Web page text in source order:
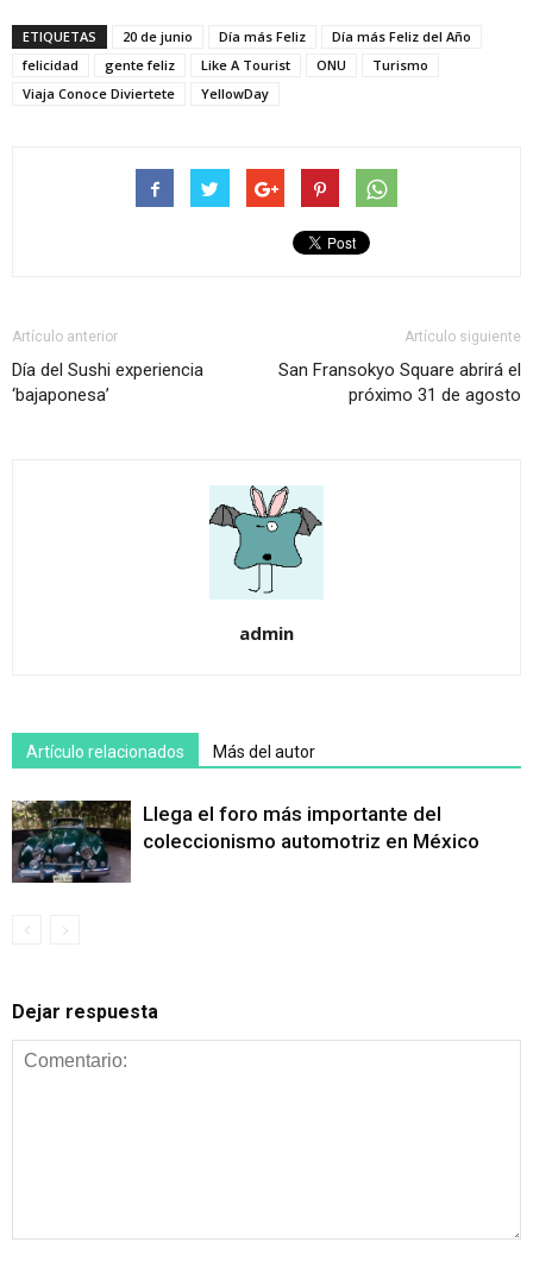
ETIQUETAS 20 de junio Día más Feliz
Día más Feliz del Año
felicidad
gente feliz Like A Tourist ONU
Turismo
Viaja Conoce Diviertete
YellowDay
Artículo anterior
Día del Sushi experiencia
‘bajaponesa’
Artículo siguiente
San Fransokyo Square abrirá el
próximo 31 de agosto
admin
Artículo relacionados Más del autor
Llega el foro más importante del
coleccionismo automotriz en México
Dejar respuesta